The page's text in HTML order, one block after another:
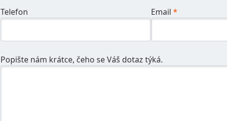
Telefon Email *
Popište nám krátce, čeho se Váš dotaz týká.